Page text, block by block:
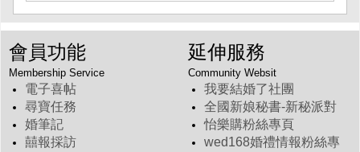
會員功能
Membership Service
電子喜帖
尋寶任務
婚筆記
囍報採訪
延伸服務
Community Websit
我要結婚了社團
全國新娘秘書-新秘派對
怡樂購粉絲專頁
wed168婚禮情報粉絲專